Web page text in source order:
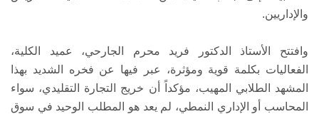
والإداريين.
وافتتح الأستاذ الدكتور فريد محرم الجارحي، عميد الكلية،
الفعاليات بكلمة قوية ومؤثرة، عبر فيها عن فخره الشديد بهذا
المشهد الطلابي المهيب، مؤكداً أن خريج التجارة التقليدي، سواء
المحاسب أو الإداري النمطي، لم يعد هو المطلب الوحيد في سوق